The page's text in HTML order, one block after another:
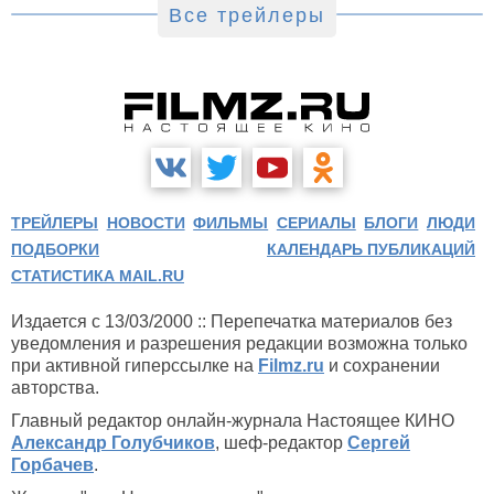
Все трейлеры
ТРЕЙЛЕРЫ НОВОСТИ ФИЛЬМЫ СЕРИАЛЫ БЛОГИ ЛЮДИ
ПОДБОРКИ
КАЛЕНДАРЬ ПУБЛИКАЦИЙ
СТАТИСТИКА MAIL.RU
Издается с 13/03/2000 :: Перепечатка материалов без
уведомления и разрешения редакции возможна только
при активной гиперссылке на Filmz.ru и сохранении
авторства.
Главный редактор онлайн-журнала Настоящее КИНО
Александр Голубчиков, шеф-редактор Сергей
Горбачев.